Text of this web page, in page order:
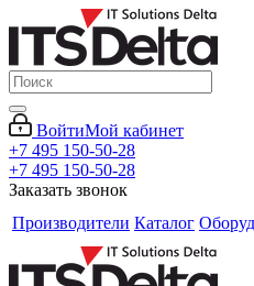
ВойтиМой кабинет
+7 495 150-50-28
+7 495 150-50-28
Заказать звонок
Производители Каталог